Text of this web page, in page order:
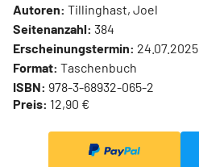
Autoren: Tillinghast, Joel
Seitenanzahl: 384
Erscheinungstermin: 24.07.2025
Format: Taschenbuch
ISBN: 978-3-68932-065-2
Preis: 12,90 €